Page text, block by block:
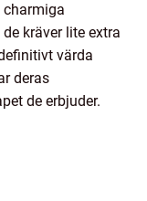
kräver lite extra
värda
deras
de erbjuder.